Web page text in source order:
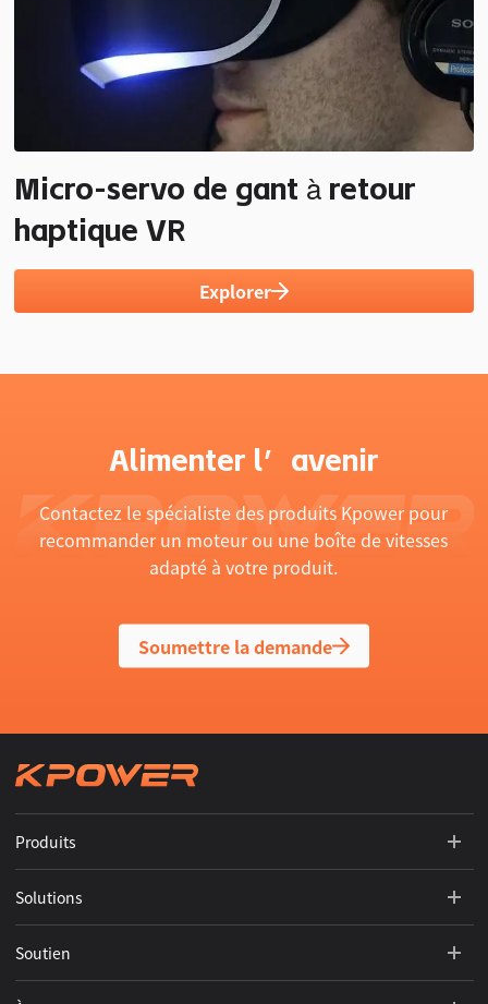
Micro-servo de gant à retour
haptique VR
Explorer
Alimenter l’avenir
Contactez le spécialiste des produits Kpower pour
recommander un moteur ou une boîte de vitesses
adapté à votre produit.
Soumettre la demande
Produits
Solutions
Soutien